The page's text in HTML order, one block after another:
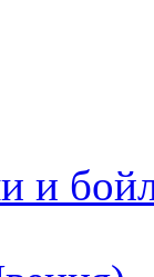
и